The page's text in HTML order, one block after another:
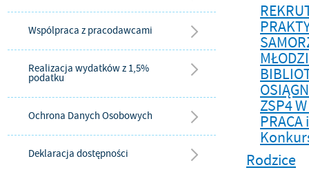
Wspólpraca z pracodawcami
Realizacja wydatków z 1,5%
podatku
Ochrona Danych Osobowych
Deklaracja dostępności
ZSP4
PRACA
Rodzice